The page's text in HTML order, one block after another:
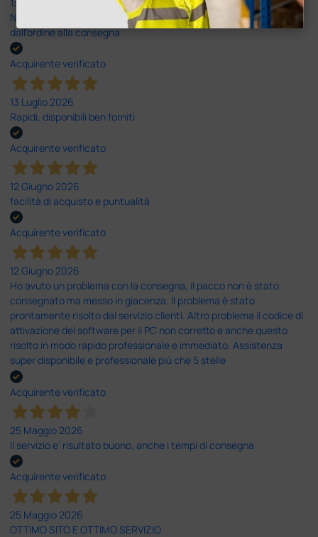
Nulla da eccepire. Tutto estremamente chiaro e corretto,
dall’ordine alla consegna.
Acquirente verificato
13 Luglio 2026
Rapidi, disponibili ben forniti
Acquirente verificato
12 Giugno 2026
facilità di acquisto e puntualità
Acquirente verificato
12 Giugno 2026
Ho avuto un problema con la consegna, il pacco non è stato
consegnato ma messo in giacenza. Il problema è stato
prontamente risolto dal servizio clienti. Altro problema il codice di
attivazione del software per il PC non corretto e anche questo
risolto in modo rapido professionale e immediato. Assistenza
super disponibile e professionale più che 5 stelle
Acquirente verificato
25 Maggio 2026
Il servizio e’ risultato buono, anche i tempi di consegna
Acquirente verificato
25 Maggio 2026
OTTIMO SITO E OTTIMO SERVIZIO